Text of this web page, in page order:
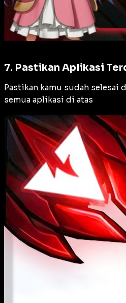
7. Pastikan Aplikasi
Pastikan kamu sudah selesai
semua aplikasi di atas